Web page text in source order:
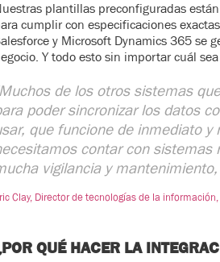
plantillas preconfiguradas
cumplir con especificaciones
y Microsoft Dynamics 365 se
Y todo esto sin importar cuál
de los otros sistemas
poder sincronizar los datos
que funcione de inmediato
contar con sistemas
vigilancia y
Clay, Director de tecnologías de la
QUÉ HACER LA